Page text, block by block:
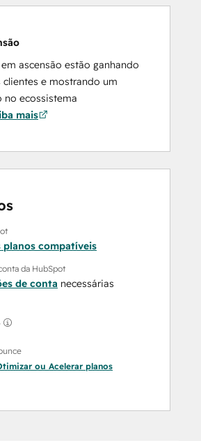
ascensão estão ganhando
e mostrando um
ecossistema
mais
planos compatíveis
da HubSpot
de conta necessárias
ou Acelerar planos